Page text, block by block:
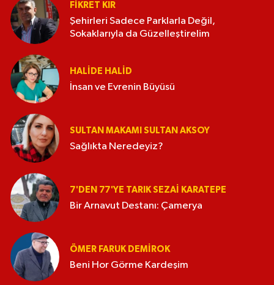
FIKRET KIR
Şehirleri Sadece Parklarla Değil,
Sokaklarıyla da Güzelleştirelim
HALIDE HALID
İnsan ve Evrenin Büyüsü
SULTAN MAKAMI SULTAN AKSOY
Sağlıkta Neredeyiz?
7'DEN 77'YE TARIK SEZAI KARATEPE
Bir Arnavut Destanı: Çamerya
ÖMER FARUK DEMIROK
Beni Hor Görme Kardeşim